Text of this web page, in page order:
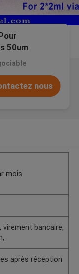
50um
nous
mois
virement bancaire,
après réception